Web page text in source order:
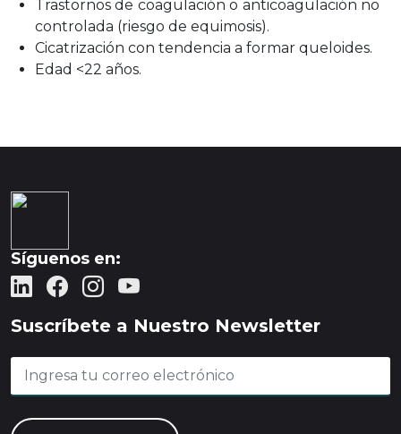
Trastornos de coagulación o anticoagulación no
controlada (riesgo de equimosis).
Cicatrización con tendencia a formar queloides.
Edad <22 años.
Síguenos en:
Suscríbete a Nuestro Newsletter